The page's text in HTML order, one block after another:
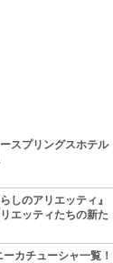
スプリングスホテル
しのアリエッティ』
エッティたちの新た
治る？
ーカチューシャ一覧！